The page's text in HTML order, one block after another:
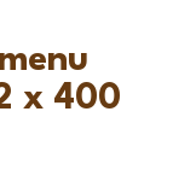
x 400